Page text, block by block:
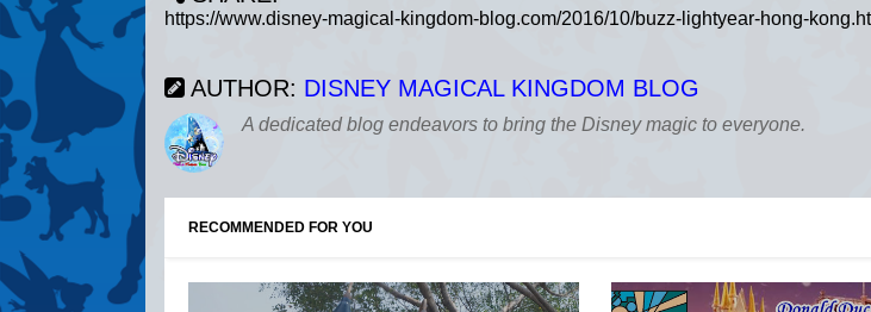
AUTHOR: DISNEY MAGICAL KINGDOM BLOG
A dedicated blog endeavors to bring the Disney magic to everyone.
RECOMMENDED FOR YOU